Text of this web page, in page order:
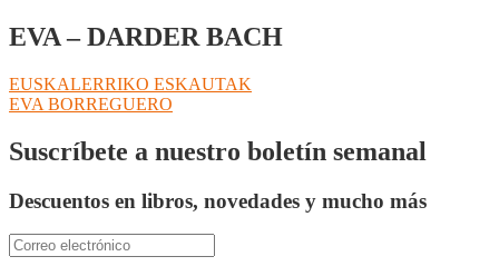
EVA – DARDER BACH
Navegación
de
entradas
Anterior:
EUSKALERRIKO ESKAUTAK
Siguiente:
EVA BORREGUERO
Suscríbete a nuestro boletín semanal
Descuentos en libros, novedades y mucho más